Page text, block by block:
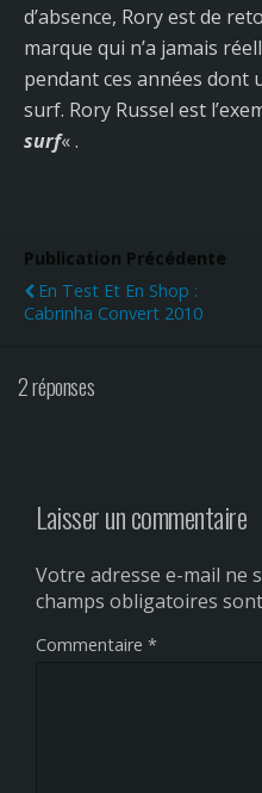
d’absence, Rory est de
marque qui n’a jamais
pendant ces années dont
surf. Rory Russel est
surf« .
Publication Précédente
En Test Et En Shop :
Cabrinha Convert 2010
2 réponses
Laisser un commentaire
Votre adresse e-mail ne
champs obligatoires
Commentaire *